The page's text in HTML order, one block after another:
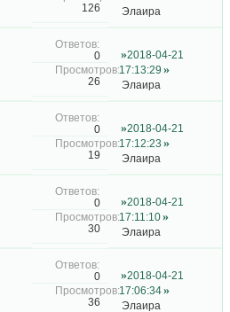
126
Элаира
0
26
2018-04-21
17:13:29
Элаира
0
19
2018-04-21
17:12:23
Элаира
0
30
2018-04-21
17:11:10
Элаира
0
36
2018-04-21
17:06:34
Элаира